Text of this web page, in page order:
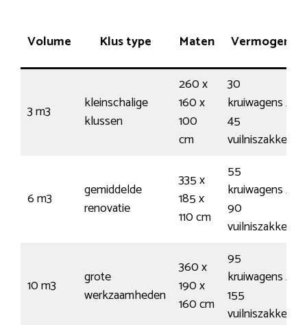
Volume Klus type Maten Vermogen
3 m3
kleinschalige
klussen
260 x
160 x
100
cm
30
kruiwagens /
45
vuilniszakken
6 m3
gemiddelde
renovatie
335 x
185 x
110 cm
55
kruiwagens /
90
vuilniszakken
10 m3
grote
werkzaamheden
360 x
190 x
160 cm
95
kruiwagens /
155
vuilniszakken